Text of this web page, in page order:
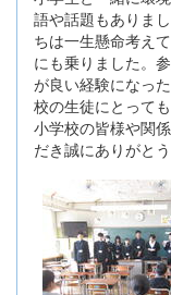
語や話題もありま
ちは一生懸命考え
にも乗りました。
が良い経験になっ
校の生徒にとって
小学校の皆様や関
だき誠にありがと